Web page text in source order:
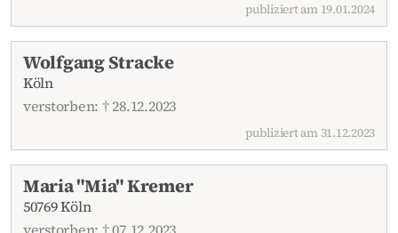
publiziert am 19.01.2024
Wolfgang Stracke
Köln
verstorben: † 28.12.2023
publiziert am 31.12.2023
Maria "Mia" Kremer
50769 Köln
verstorben: † 07.12.2023